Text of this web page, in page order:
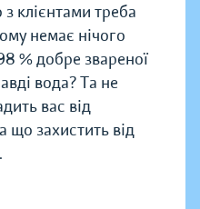
клієнтами треба
немає нічого
% добре звареної
вода? Та не
вас від
що захистить від